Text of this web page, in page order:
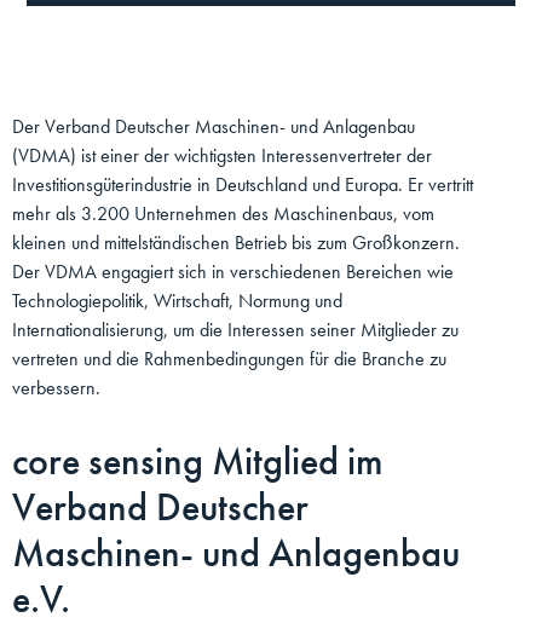
Der Verband Deutscher Maschinen- und Anlagenbau
(VDMA) ist einer der wichtigsten Interessenvertreter der
Investitionsgüterindustrie in Deutschland und Europa. Er vertritt
mehr als 3.200 Unternehmen des Maschinenbaus, vom
kleinen und mittelständischen Betrieb bis zum Großkonzern.
Der VDMA engagiert sich in verschiedenen Bereichen wie
Technologiepolitik, Wirtschaft, Normung und
Internationalisierung, um die Interessen seiner Mitglieder zu
vertreten und die Rahmenbedingungen für die Branche zu
verbessern.
core sensing Mitglied im
Verband Deutscher
Maschinen- und Anlagenbau
e.V.